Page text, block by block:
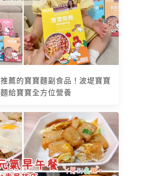
薦的寶寶麵副食品！波堤寶寶
給寶寶全方位營養